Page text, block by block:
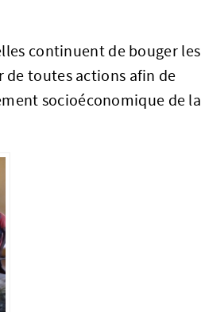
continuent de bouger les
de toutes actions afin de
socioéconomique de la